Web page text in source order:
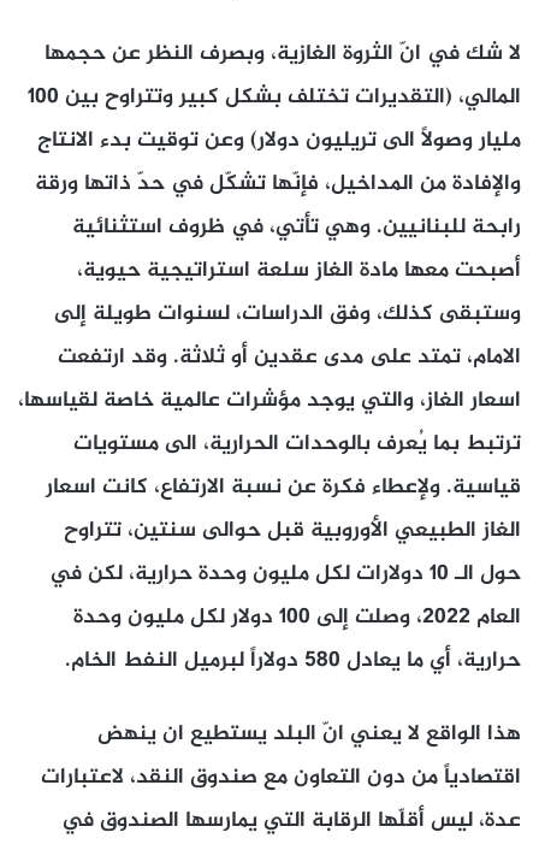
لا شك في انّ الثروة الغازية، وبصرف النظر عن حجمها
المالي، (التقديرات تختلف بشكل كبير وتتراوح بين 100
مليار وصولاً الى تريليون دولار) وعن توقيت بدء الانتاج
والإفادة من المداخيل، فإنّها تشكّل في حدّ ذاتها ورقة
رابحة للبنانيين. وهي تأتي، في ظروف استثنائية
أصبحت معها مادة الغاز سلعة استراتيجية حيوية،
وستبقى كذلك، وفق الدراسات، لسنوات طويلة إلى
الامام، تمتد على مدى عقدين أو ثلاثة. وقد ارتفعت
اسعار الغاز، والتي يوجد مؤشرات عالمية خاصة لقياسها،
ترتبط بما يُعرف بالوحدات الحرارية، الى مستويات
قياسية. ولإعطاء فكرة عن نسبة الارتفاع، كانت اسعار
الغاز الطبيعي الأوروبية قبل حوالى سنتين، تتراوح
حول الـ 10 دولارات لكل مليون وحدة حرارية، لكن في
العام 2022، وصلت إلى 100 دولار لكل مليون وحدة
حرارية، أي ما يعادل 580 دولاراً لبرميل النفط الخام.
هذا الواقع لا يعني انّ البلد يستطيع ان ينهض
اقتصادياً من دون التعاون مع صندوق النقد، لاعتبارات
عدة، ليس أقلّها الرقابة التي يمارسها الصندوق في